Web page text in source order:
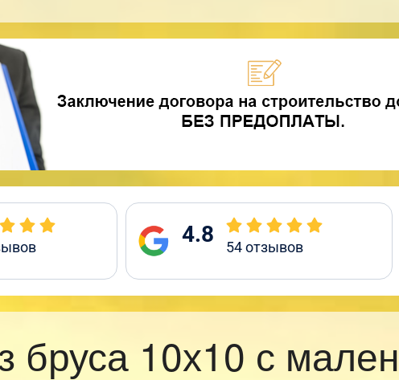
4.8 54отзывов
бруса 10х10 с